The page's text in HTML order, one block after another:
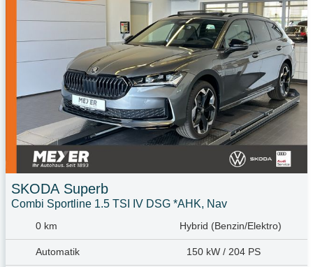
SKODA Superb
Combi Sportline 1.5 TSI IV DSG *AHK, Nav
0 km Hybrid (Benzin/Elektro)
Automatik 150 kW / 204 PS